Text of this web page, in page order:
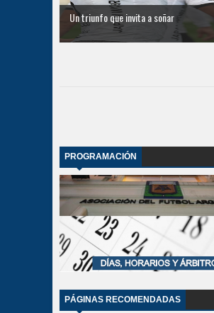
Un triunfo que invita a soñar
PROGRAMACIÓN
PÁGINAS RECOMENDADAS